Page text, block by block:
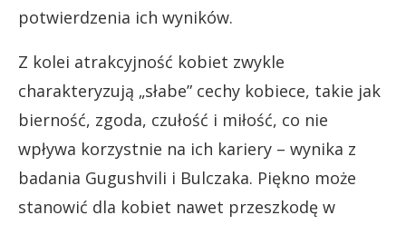
potwierdzenia ich wyników.
Z kolei atrakcyjność kobiet zwykle
charakteryzują „słabe” cechy kobiece, takie jak
bierność, zgoda, czułość i miłość, co nie
wpływa korzystnie na ich kariery – wynika z
badania Gugushvili i Bulczaka. Piękno może
stanowić dla kobiet nawet przeszkodę w